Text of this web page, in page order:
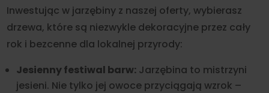
Inwestując w jarzębiny z naszej oferty, wybierasz
drzewa, które są niezwykle dekoracyjne przez cały
rok i bezcenne dla lokalnej przyrody:
Jesienny festiwal barw: Jarzębina to mistrzyni
jesieni. Nie tylko jej owoce przyciągają wzrok –